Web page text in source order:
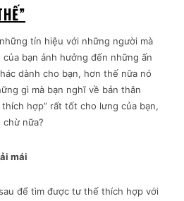
”
tín hiệu với những người mà
bạn ảnh hưởng đến những ấn
dành cho bạn, hơn thế nữa nó
gì mà bạn nghĩ về bản thân
hợp” rất tốt cho lưng của bạn,
nữa?
mái
để tìm được tư thế thích hợp với